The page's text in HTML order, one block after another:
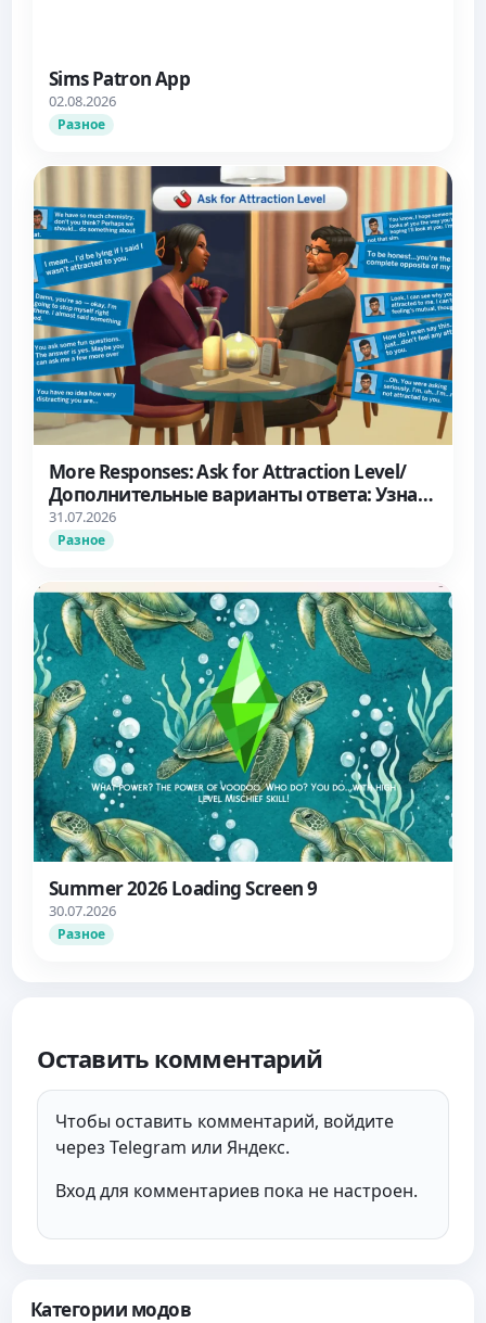
Категории модов
Sims Patron App
02.08.2026
Разное
More Responses: Ask for Attraction Level/
Дополнительные варианты ответа: Узнать
об уровне влечения
31.07.2026
Разное
Summer 2026 Loading Screen 9
30.07.2026
Разное
Оставить комментарий
Чтобы оставить комментарий, войдите
через Telegram или Яндекс.
Вход для комментариев пока не настроен.